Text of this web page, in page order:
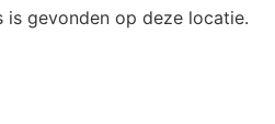
gevonden op deze locatie.